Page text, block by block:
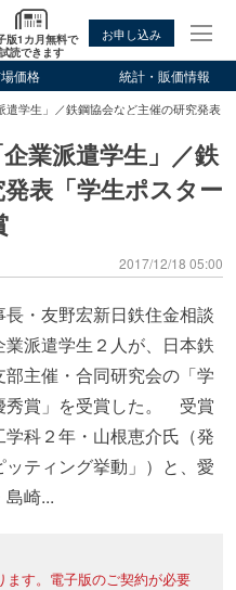
版1カ月無料で
試読できます
お申し込み
価格 統計・販価情報
遣学生」／鉄鋼協会など主催の研究発表
業派遣学生」／鉄
表「学生ポスター
2017/12/18 05:00
・友野宏新日鉄住金相談
派遣学生２人が、日本鉄
主催・合同研究会の「学
秀賞」を受賞した。 受賞
科２年・山根恵介氏（発
ティング挙動」）と、愛
崎...
ます。電子版のご契約が必要